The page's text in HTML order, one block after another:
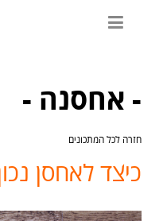
- אחסנה -
חזרה לכל המתכונים
כיצד לאחסן